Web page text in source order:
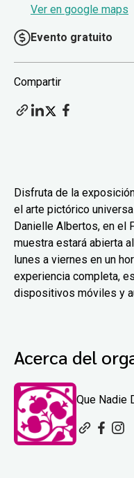
Ver en google maps
Evento gratuito
Compartir
Disfruta de la
el arte pictórico
Danielle Albertos, en el
muestra estará abierta
lunes a viernes en un
experiencia completa,
dispositivos móviles y
Acerca del
Que Nadie